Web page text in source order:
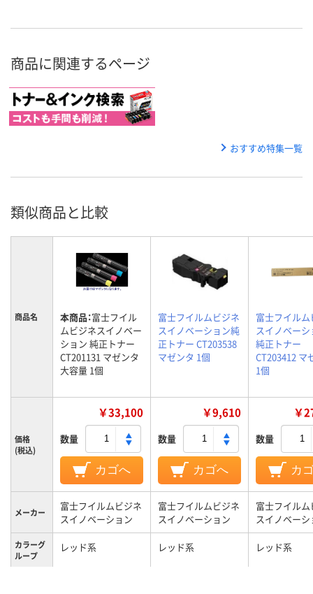
商品に関連するページ
おすすめ特集一覧
類似商品と比較
商品名 本商品：富士フイル
ムビジネスイノベー
ション 純正トナー
CT201131 マゼンタ
大容量 1個
富士フイルムビジネ
スイノベーション純
正トナー CT203538
マゼンタ 1個
富士フイル
スイノベーシ
純正トナー
CT203412 マ
1個
価格
(税込)
￥33,100
数量
カゴへ
￥9,610
数量
カゴへ
￥
数量
カ
メーカー
富士フイルムビジネ
スイノベーション
富士フイルムビジネ
スイノベーション
富士フイル
スイノベーシ
カラーグ
ループ
レッド系 レッド系 レッド系